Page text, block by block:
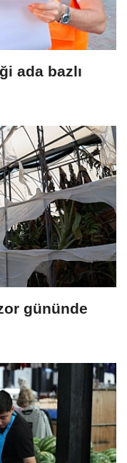
ada bazlı
gününde